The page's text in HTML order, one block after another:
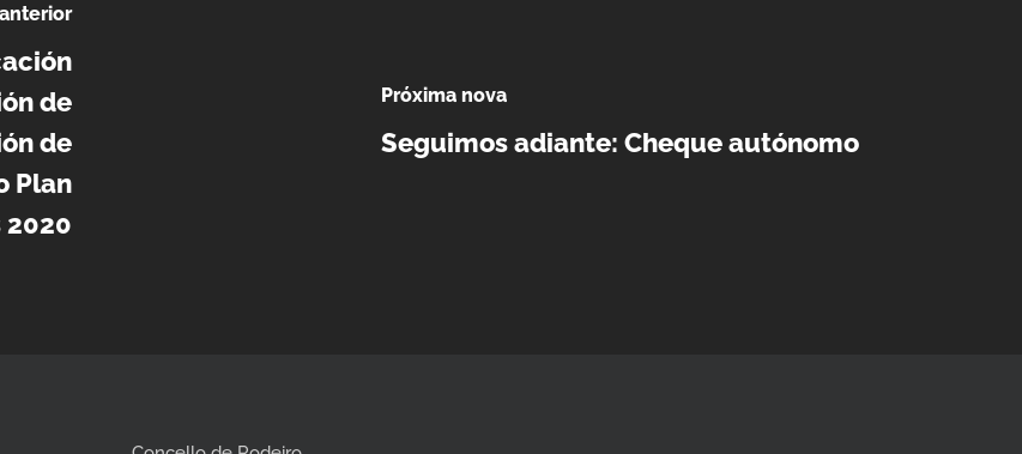
de
de
Plan
2020
Próxima nova
Seguimos adiante: Cheque autónomo